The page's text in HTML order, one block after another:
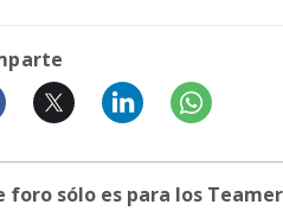
foro sólo es para los